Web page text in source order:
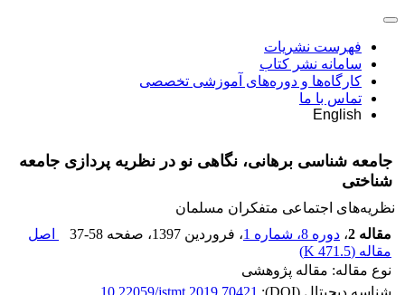
فهرست نشریات
سامانه نشر کتاب
کارگاه‌ها و دوره‌های آموزشی تخصصی
تماس با ما
English
جامعه شناسی برهانی، نگاهی نو در نظریه پردازی جامعه
شناختی
نظریه‌های اجتماعی متفکران مسلمان
مقاله 2
، دوره 8، شماره 1 ، فروردین 1397 ، صفحه 37-58
اصل
مقاله (471.5 K
)
نوع مقاله: مقاله پژوهشی
شناسه دیجیتال (DOI):
10.22059/jstmt.2019.70421